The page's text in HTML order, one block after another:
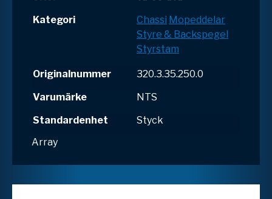
Kategori
Chassi Mopeddelar
Styre & Backspegel
Styrstam
Originalnummer
320.3.35.250.0
Varumärke
NTS
Standardenhet
Styck
Array